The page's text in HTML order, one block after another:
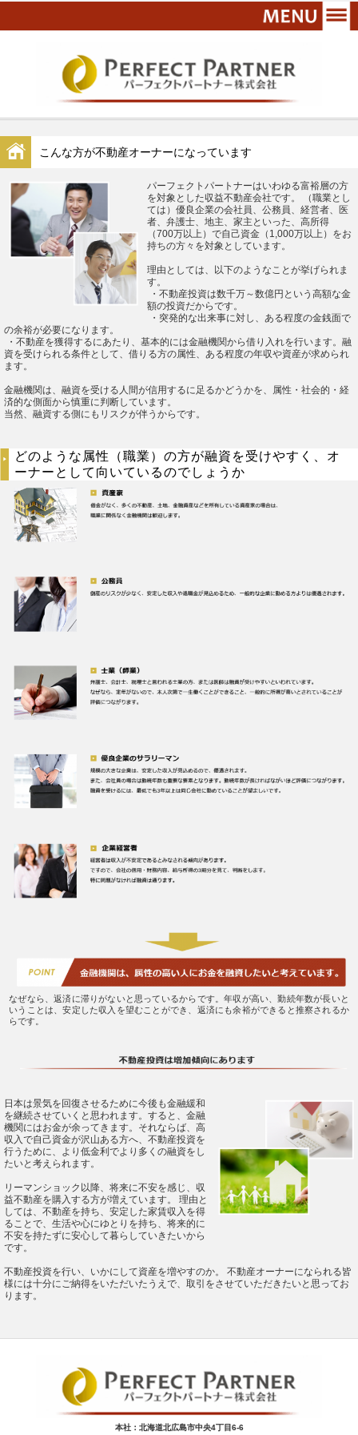
こんな方が不動産オーナーになっています
パーフェクトパートナーはいわゆる富裕層の方
を対象とした収益不動産会社です。 （職業とし
ては）優良企業の会社員、公務員、経営者、医
者、弁護士、地主、家主といった、高所得
（700万以上）で自己資金（1,000万以上）をお
持ちの方々を対象としています。
理由としては、以下のようなことが挙げられま
す。
・不動産投資は数千万～数億円という高額な金
額の投資だからです。
・突発的な出来事に対し、ある程度の金銭面で
の余裕が必要になります。
・不動産を獲得するにあたり、基本的には金融機関から借り入れを行います。融
資を受けられる条件として、借りる方の属性、ある程度の年収や資産が求められ
ます。
金融機関は、融資を受ける人間が信用するに足るかどうかを、属性・社会的・経
済的な側面から慎重に判断しています。
当然、融資する側にもリスクが伴うからです。
どのような属性（職業）の方が融資を受けやすく、オ
ーナーとして向いているのでしょうか
なぜなら、返済に滞りがないと思っているからです。年収が高い、勤続年数が長いと
いうことは、安定した収入を望むことができ、返済にも余裕ができると推察されるか
らです。
日本は景気を回復させるために今後も金融緩和
を継続させていくと思われます。すると、金融
機関にはお金が余ってきます。それならば、高
収入で自己資金が沢山ある方へ、不動産投資を
行うために、より低金利でより多くの融資をし
たいと考えられます。
リーマンショック以降、将来に不安を感じ、収
益不動産を購入する方が増えています。 理由と
しては、不動産を持ち、安定した家賃収入を得
ることで、生活や心にゆとりを持ち、将来的に
不安を持たずに安心して暮らしていきたいから
です。
不動産投資を行い、いかにして資産を増やすのか。 不動産オーナーになられる皆
様には十分にご納得をいただいたうえで、取引をさせていただきたいと思ってお
ります。
本社：北海道北広島市中央4丁目6-6